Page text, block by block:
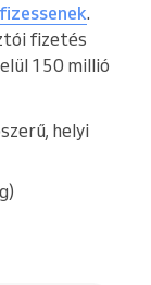
.
fizetés
150 millió
helyi